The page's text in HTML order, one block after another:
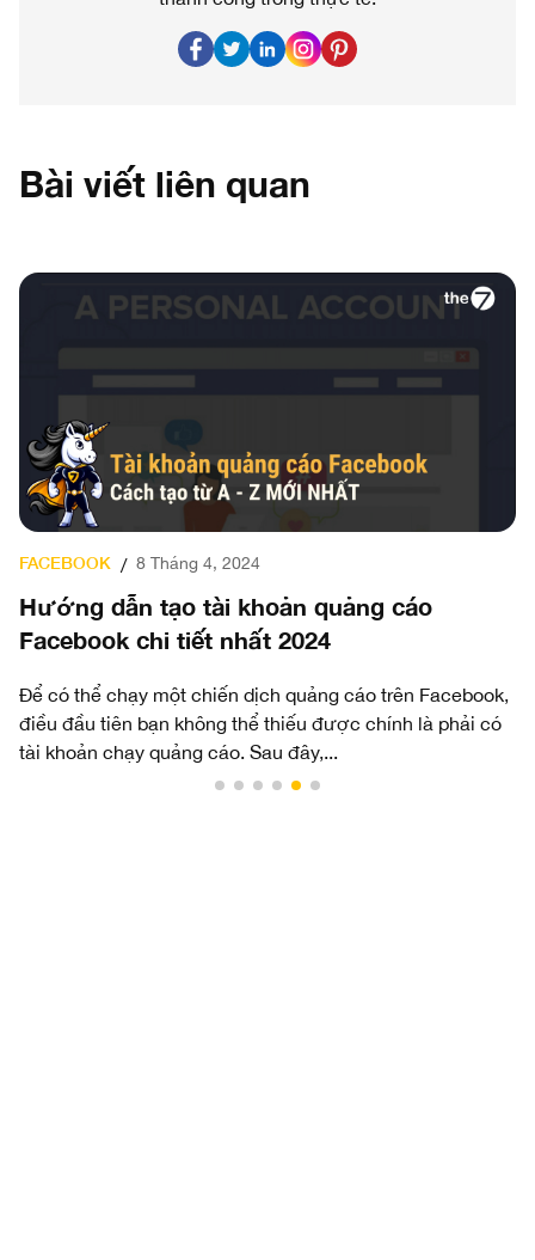
Bài viết liên quan
FACEBOOK / 8 Tháng 4, 2024
Hướng dẫn tạo tài khoản quảng cáo
Facebook chi tiết nhất 2024
Để có thể chạy một chiến dịch quảng cáo trên Facebook,
điều đầu tiên bạn không thể thiếu được chính là phải có
tài khoản chạy quảng cáo. Sau đây,...